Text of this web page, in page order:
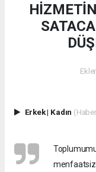
Erkek| Kadın